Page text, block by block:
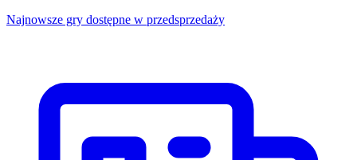
Najnowsze gry dostępne w przedsprzedaży